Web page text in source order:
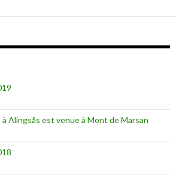
Alingsås est venue à Mont de Marsan